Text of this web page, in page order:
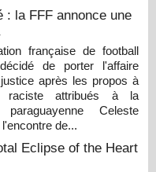
: la FFF annonce une
française de football
de porter l'affaire
après les propos à
raciste attribués à la
paraguayenne Celeste
de...
Eclipse of the Heart